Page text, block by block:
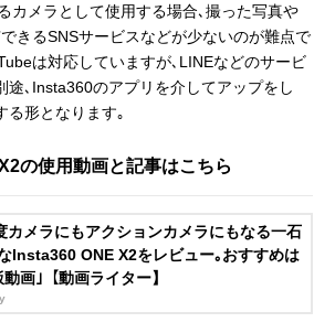
カメラとして使用する場合､撮った写真や
きるSNSサービスなどが少ないのが難点で
は対応していますが､LINEなどのサービ
途､Insta360のアプリを介してアップをし
る形となります｡
の使用動画と記事はこちら
カメラにもアクションカメラにもなる一石
Insta360 ONE X2をレビュー｡おすすめは
動画｣【動画ライター】